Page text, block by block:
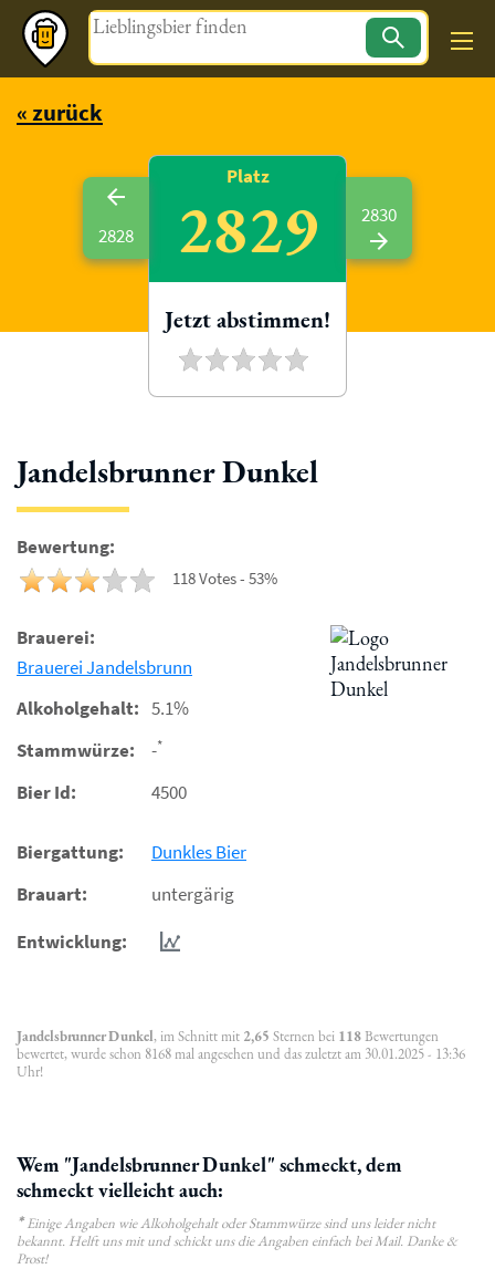
Magazin
« zurück
Jandelsbrunner Dunkel
Bewertung:
118 Votes - 53%
Brauerei:
Brauerei Jandelsbrunn
Alkoholgehalt: 5.1%
Stammwürze:
-*
Bier Id: 4500
Biergattung:
Dunkles Bier
Brauart:
untergärig
Entwicklung:
Jandelsbrunner Dunkel, im Schnitt mit 2,65 Sternen bei 118Bewertungen
bewertet, wurde schon 8168 mal angesehen und das zuletzt am 30.01.2025 - 13:36
Uhr!
Wem "Jandelsbrunner Dunkel" schmeckt, dem
schmeckt vielleicht auch:
*Einige Angaben wie Alkoholgehalt oder Stammwürze sind uns leider nicht
bekannt. Helft uns mit und schickt uns die Angaben einfach bei Mail. Danke &
Prost!
2828
Platz
2829
Jetzt abstimmen!
2830